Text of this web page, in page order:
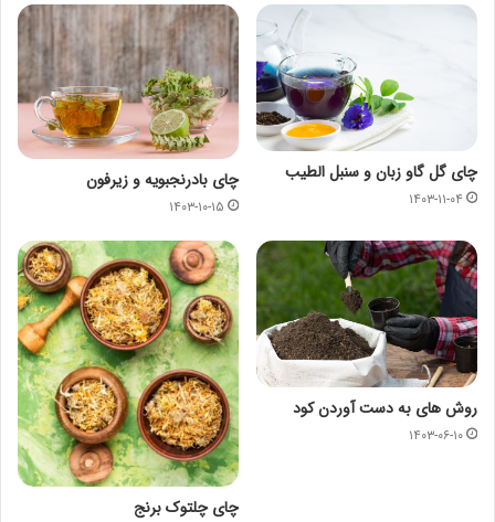
چای گل گاو زبان و سنبل الطیب
۱۴۰۳-۱۱-۰۴
چای بادرنجبویه و زیرفون
۱۴۰۳-۱۰-۱۵
روش های به دست آوردن کود
۱۴۰۳-۰۶-۱۰
چای چلتوک برنج